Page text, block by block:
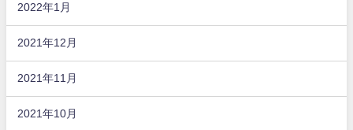
2022年1月
2021年12月
2021年11月
2021年10月